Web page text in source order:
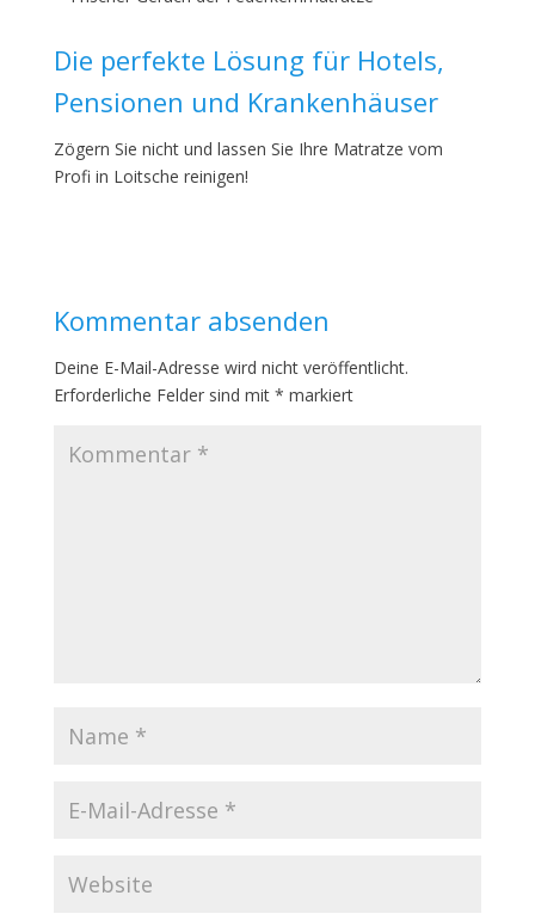
Die perfekte Lösung für Hotels,
Pensionen und Krankenhäuser
Zögern Sie nicht und lassen Sie Ihre Matratze vom
Profi in Loitsche reinigen!
Kommentar absenden
Deine E-Mail-Adresse wird nicht veröffentlicht.
Erforderliche Felder sind mit * markiert